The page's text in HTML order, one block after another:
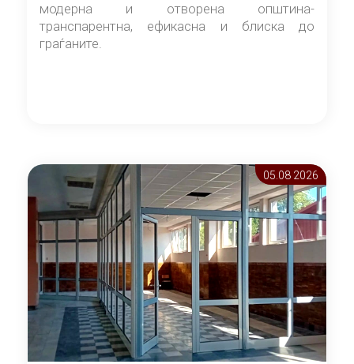
модерна и отворена општина-
транспарентна, ефикасна и блиска до
граѓаните.
05.08 2026